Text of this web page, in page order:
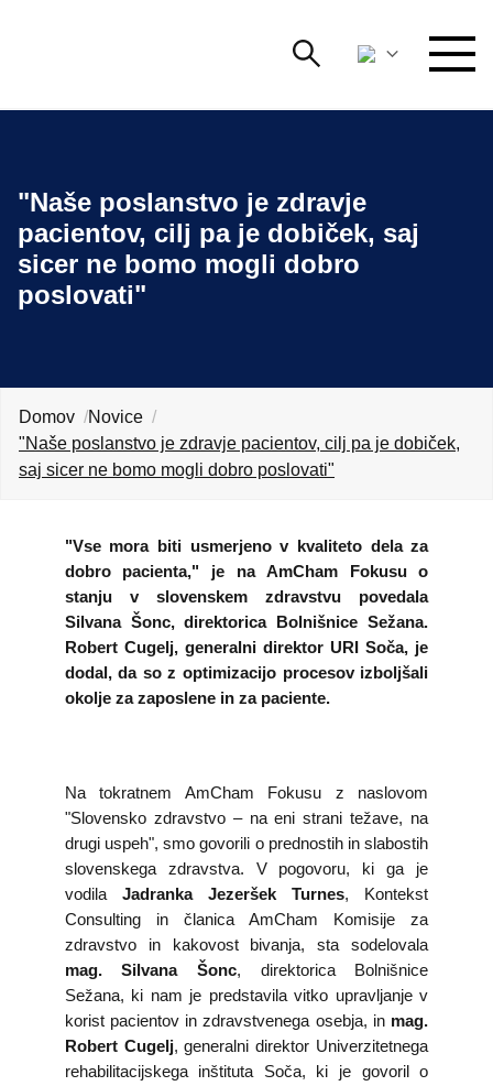
Išči
ZAGOVORNIŠTVO
AmCham YOUNG
O NAS
NOVICE
KONTAKT
GALERIJA
Želimo postati član
"Naše poslanstvo je zdravje
pacientov, cilj pa je dobiček, saj
sicer ne bomo mogli dobro
poslovati"
Domov
Novice
"Naše poslanstvo je zdravje pacientov, cilj pa je dobiček,
saj sicer ne bomo mogli dobro poslovati"
"Vse mora biti usmerjeno v kvaliteto dela za
dobro pacienta," je na AmCham Fokusu o
stanju v slovenskem zdravstvu povedala
Silvana Šonc, direktorica Bolnišnice Sežana.
Robert Cugelj, generalni direktor URI Soča, je
dodal, da so z optimizacijo procesov izboljšali
okolje za zaposlene in za paciente.
Na tokratnem AmCham Fokusu z naslovom
"Slovensko zdravstvo – na eni strani težave, na
drugi uspeh", smo govorili o prednostih in slabostih
slovenskega zdravstva. V pogovoru, ki ga je
vodila Jadranka Jezeršek Turnes, Kontekst
Consulting in članica AmCham Komisije za
zdravstvo in kakovost bivanja, sta sodelovala
mag. Silvana Šonc, direktorica Bolnišnice
Sežana, ki nam je predstavila vitko upravljanje v
korist pacientov in zdravstvenega osebja, in mag.
Robert Cugelj, generalni direktor Univerzitetnega
rehabilitacijskega inštituta Soča, ki je govoril o